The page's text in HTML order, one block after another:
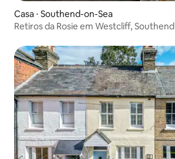
Casa ⋅ Southend-on-Sea
Retiros da Rosie em Westcliff, Southend